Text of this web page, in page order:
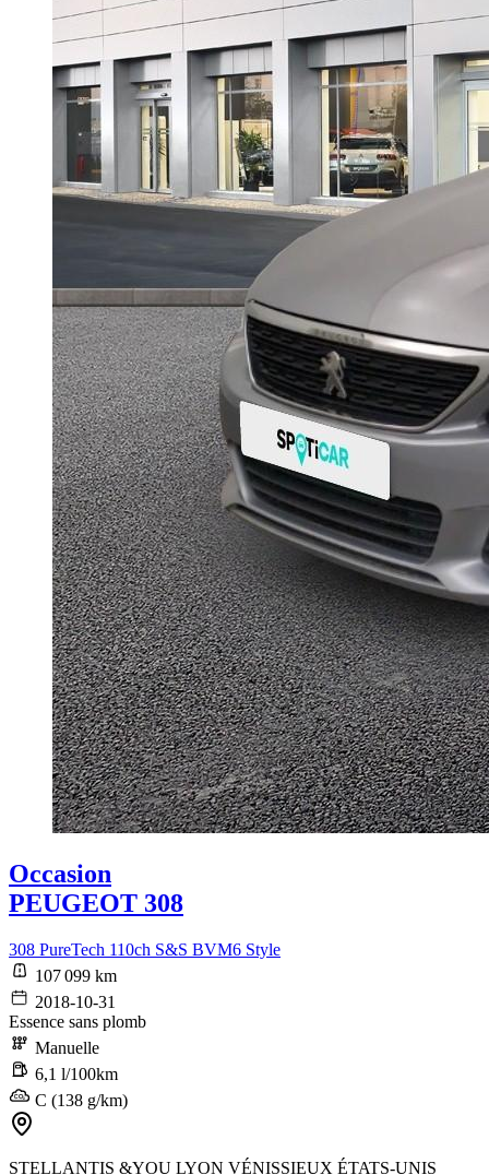
Occasion
PEUGEOT 308
308 PureTech 110ch S&S BVM6 Style
107 099 km
2018-10-31
Essence sans plomb
Manuelle
6,1 l/100km
C (138 g/km)
STELLANTIS &YOU LYON VÉNISSIEUX ÉTATS-UNIS